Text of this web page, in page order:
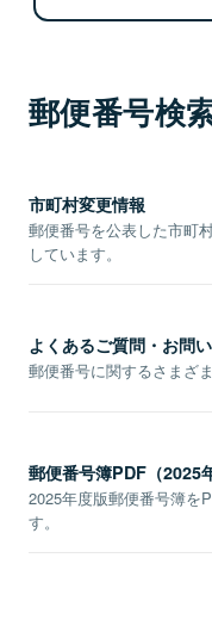
郵便番号検
市町村変更情報
郵便番号を公表した市町
しています。
よくあるご質問・お問
郵便番号に関するさまざ
郵便番号簿PDF（2025
2025年度版郵便番号簿を
す。